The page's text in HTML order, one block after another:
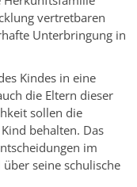
vertretbaren
Unterbringung in
Kindes in eine
die Eltern dieser
sollen die
behalten. Das
im
seine schulische